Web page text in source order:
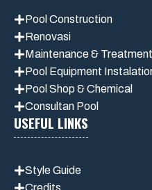
Pool Construction
Renovasi
Maintenance& Treatment
Pool Equipment
Pool Shop & Chemical
Consultan Pool
USEFUL LINKS
Style Guide